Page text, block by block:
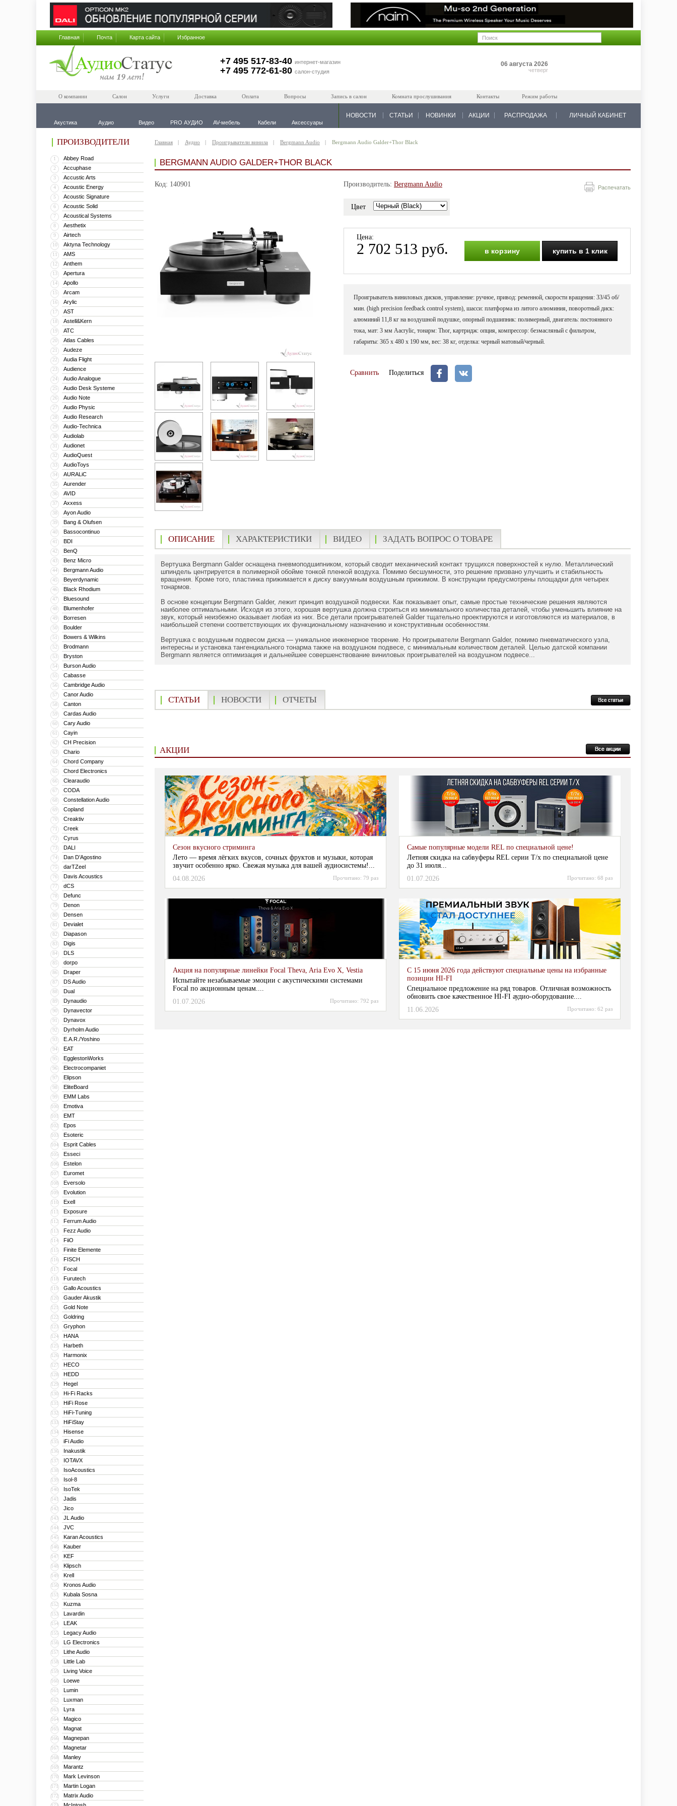
Главная Почта Карта сайта Избранное
+7 495 517-83-40 интернет-магазин
+7 495 772-61-80 салон-студия
06 августа 2026
четверг
О компании Салон Услуги Доставка Оплата Вопросы Запись в салон Комната прослушивания Контакты Режим работы
Акустика Аудио Видео PRO АУДИО AV-мебель Кабели Аксессуары
НОВОСТИ СТАТЬИ НОВИНКИ АКЦИИ РАСПРОДАЖА ЛИЧНЫЙ КАБИНЕТ
ПРОИЗВОДИТЕЛИ
1 Abbey Road
2 Accuphase
3 Accustic Arts
4 Acoustic Energy
5 Acoustic Signature
6 Acoustic Solid
7 Acoustical Systems
8 Aesthetix
9 Airtech
10 Aktyna Technology
11 AMS
12 Anthem
13 Apertura
14 Apollo
15 Arcam
16 Arylic
17 AST
18 Astell&Kern
19 ATC
20 Atlas Cables
21 Audeze
22 Audia Flight
23 Audience
24 Audio Analogue
25 Audio Desk Systeme
26 Audio Note
27 Audio Physic
28 Audio Research
29 Audio-Technica
30 Audiolab
31 Audionet
32 AudioQuest
33 AudioToys
34 AURALiC
35 Aurender
36 AVID
37 Axxess
38 Ayon Audio
39 Bang & Olufsen
40 Bassocontinuo
41 BDI
42 BenQ
43 Benz Micro
44 Bergmann Audio
45 Beyerdynamic
46 Black Rhodium
47 Bluesound
48 Blumenhofer
49 Borresen
50 Boulder
51 Bowers & Wilkins
52 Brodmann
53 Bryston
54 Burson Audio
55 Cabasse
56 Cambridge Audio
57 Canor Audio
58 Canton
59 Cardas Audio
60 Cary Audio
61 Cayin
62 CH Precision
63 Chario
64 Chord Company
65 Chord Electronics
66 Clearaudio
67 CODA
68 Constellation Audio
69 Copland
70 Creaktiv
71 Creek
72 Cyrus
73 DALI
74 Dan D’Agostino
75 darTZeel
76 Davis Acoustics
77 dCS
78 Defunc
79 Denon
80 Densen
81 Devialet
82 Diapason
83 Digis
84 DLS
85 dorpo
86 Draper
87 DS Audio
88 Dual
89 Dynaudio
90 Dynavector
91 Dynavox
92 Dyrholm Audio
93 E.A.R./Yoshino
94 EAT
95 EgglestonWorks
96 Electrocompaniet
97 Elipson
98 EliteBoard
99 EMM Labs
100 Emotiva
101 EMT
102 Epos
103 Esoteric
104 Esprit Cables
105 Esseci
106 Estelon
107 Euromet
108 Eversolo
109 Evolution
110 Exell
111 Exposure
112 Ferrum Audio
113 Fezz Audio
114 FiiO
115 Finite Elemente
116 FISCH
117 Focal
118 Furutech
119 Gallo Acoustics
120 Gauder Akustik
121 Gold Note
122 Goldring
123 Gryphon
124 HANA
125 Harbeth
126 Harmonix
127 HECO
128 HEDD
129 Hegel
130 Hi-Fi Racks
131 HiFi Rose
132 HiFi-Tuning
133 HiFiStay
134 Hisense
135 iFi Audio
136 Inakustik
137 IOTAVX
138 IsoAcoustics
139 Isol-8
140 IsoTek
141 Jadis
142 Jico
143 JL Audio
144 JVC
145 Karan Acoustics
146 Kauber
147 KEF
148 Klipsch
149 Krell
150 Kronos Audio
151 Kubala Sosna
152 Kuzma
153 Lavardin
154 LEAK
155 Legacy Audio
156 LG Electronics
157 Lithe Audio
158 Little Lab
159 Living Voice
160 Loewe
161 Lumin
162 Luxman
163 Lyra
164 Magico
165 Magnat
166 Magnepan
167 Magnetar
168 Manley
169 Marantz
170 Mark Levinson
171 Martin Logan
172 Matrix Audio
Главная Аудио Проигрыватели винила Bergmann Audio Bergmann Audio Galder+Thor Black
BERGMANN AUDIO GALDER+THOR BLACK
Код: 140901 Распечатать
Производитель: Bergmann Audio
Цвет
Цена:
2 702 513 руб. в корзину купить в 1 клик
Проигрыватель виниловых дисков, управление: ручное, привод: ременной, скорости вращения: 33/45 об/
мин. (high precision feedback control system), шасси: платформа из литого алюминия, поворотный диск:
алюминий 11,8 кг на воздушной подушке, опорный подшипник: полимерный, двигатель: постоянного
тока, мат: 3 мм Aacrylic, тонарм: Thor, картридж: опция, компрессор: безмасляный с фильтром,
габариты: 365 x 480 x 190 мм, вес: 38 кг, отделка: черный матовый/черный.
Сравнить Поделиться
ОПИСАНИЕ ХАРАКТЕРИСТИКИ ВИДЕО ЗАДАТЬ ВОПРОС О ТОВАРЕ
Вертушка Bergmann Galder оснащена пневмоподшипником, который сводит механический контакт трущихся поверхностей к нулю. Металлический
шпиндель центрируется в полимерной обойме тонкой пленкой воздуха. Помимо бесшумности, это решение призвано улучшить и стабильность
вращения. Кроме того, пластинка прижимается к диску вакуумным воздушным прижимом. В конструкции предусмотрены площадки для четырех
тонармов.
В основе концепции Bergmann Galder, лежит принцип воздушной подвески. Как показывает опыт, самые простые технические решения являются
наиболее оптимальными. Исходя из этого, хорошая вертушка должна строиться из минимального количества деталей, чтобы уменьшить влияние на
звук, который неизбежно оказывает любая из них. Все детали проигрывателей Galder тщательно проектируются и изготовляются из материалов, в
наибольшей степени соответствующих их функциональному назначению и конструктивным особенностям.
Вертушка с воздушным подвесом диска — уникальное инженерное творение. Но проигрыватели Bergmann Galder, помимо пневматического узла,
интересны и установка тангенциального тонарма также на воздушном подвесе, с минимальным количеством деталей. Целью датской компании
Bergmann является оптимизация и дальнейшее совершенствование виниловых проигрывателей на воздушном подвесе...
СТАТЬИ НОВОСТИ ОТЧЕТЫ
АКЦИИ
Сезон вкусного стриминга
Лето — время лёгких вкусов, сочных фруктов и музыки, которая
звучит особенно ярко. Свежая музыка для вашей аудиосистемы!...
04.08.2026
Прочитано: 79 раз
Самые популярные модели REL по специальной цене!
Летняя скидка на сабвуферы REL серии T/x по специальной цене
до 31 июля...
01.07.2026
Прочитано: 68 раз
Акция на популярные линейки Focal Theva, Aria Evo X, Vestia
Испытайте незабываемые эмоции с акустическими системами
Focal по акционным ценам....
01.07.2026
Прочитано: 792 раз
С 15 июня 2026 года действуют специальные цены на избранные
позиции HI-FI
Специальное предложение на ряд товаров. Отличная возможность
обновить свое качественное HI-FI аудио-оборудование....
11.06.2026
Прочитано: 62 раз